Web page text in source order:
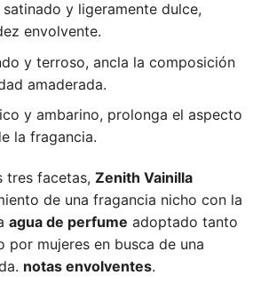
satinado y ligeramente dulce,
envolvente.
y terroso, ancla la composición
amaderada.
y ambarino, prolonga el aspecto
la fragancia.
tres facetas, Zenith Vainilla
de una fragancia nicho con la
agua de perfume adoptado tanto
por mujeres en busca de una
notas envolventes.